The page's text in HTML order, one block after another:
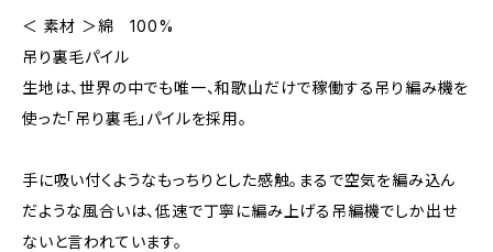
＜ 素材 ＞綿 100%
吊り裏毛パイル
生地は、世界の中でも唯一、和歌山だけで稼働する吊り編み機を
使った「吊り裏毛」パイルを採用。
手に吸い付くようなもっちりとした感触。まるで空気を編み込ん
だような風合いは、低速で丁寧に編み上げる吊編機でしか出せ
ないと言われています。